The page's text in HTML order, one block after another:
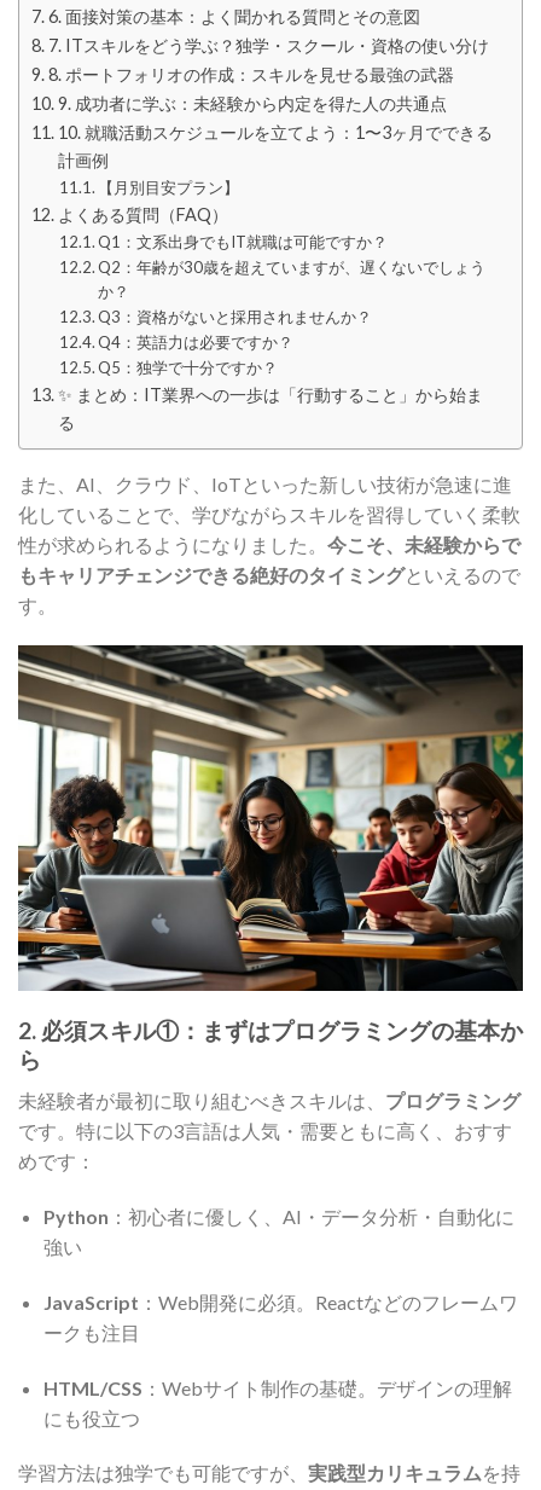
6. 面接対策の基本：よく聞かれる質問とその意図
7. ITスキルをどう学ぶ？独学・スクール・資格の使い分け
8. ポートフォリオの作成：スキルを見せる最強の武器
9. 成功者に学ぶ：未経験から内定を得た人の共通点
10. 就職活動スケジュールを立てよう：1〜3ヶ月でできる
計画例
【月別目安プラン】
よくある質問（FAQ）
Q1：文系出身でもIT就職は可能ですか？
Q2：年齢が30歳を超えていますが、遅くないでしょう
か？
Q3：資格がないと採用されませんか？
Q4：英語力は必要ですか？
Q5：独学で十分ですか？
✨ まとめ：IT業界への一歩は「行動すること」から始ま
る
また、AI、クラウド、IoTといった新しい技術が急速に進
化していることで、学びながらスキルを習得していく柔軟
性が求められるようになりました。 今こそ、未経験からで
もキャリアチェンジできる絶好のタイミングといえるので
す。
2. 必須スキル①：まずはプログラミングの基本か
ら
未経験者が最初に取り組むべきスキルは、 プログラミング
です。特に以下の3言語は人気・需要ともに高く、おすす
めです：
Python ：初心者に優しく、AI・データ分析・自動化に
強い
JavaScript ：Web開発に必須。Reactなどのフレームワ
ークも注目
HTML/CSS ：Webサイト制作の基礎。デザインの理解
にも役立つ
学習方法は独学でも可能ですが、 実践型カリキュラムを持